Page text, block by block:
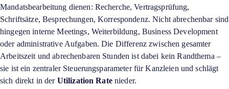
Mandatsbearbeitung dienen: Recherche, Vertragsprüfung,
Schriftsätze, Besprechungen, Korrespondenz. Nicht abrechenbar sind
hingegen interne Meetings, Weiterbildung, Business Development
oder administrative Aufgaben. Die Differenz zwischen gesamter
Arbeitszeit und abrechenbaren Stunden ist dabei kein Randthema –
sie ist ein zentraler Steuerungsparameter für Kanzleien und schlägt
sich direkt in der Utilization Ratenieder.